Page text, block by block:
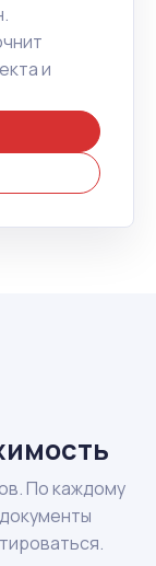
и
По каждому